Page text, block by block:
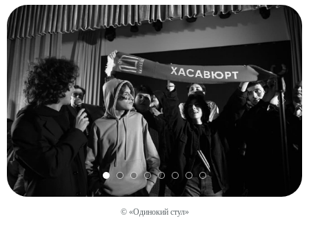
© «Одинокий стул»
СВАДЬБЫ КАК ГЛАВНЫЙ
СПОСОБ ЗАРАБОТКА
В банкетных залах те же узнаваемые
певцы и никакой неопределённости. Так
выглядит музыкальная экономика региона:
устойчивой индустрии нет, но доходы есть,
просто сосредоточены они не в концертной
сфере, а в свадебной.
У среднего свадебного музыканта 10–15
Это 200–300 тысяч. В активные сезоны